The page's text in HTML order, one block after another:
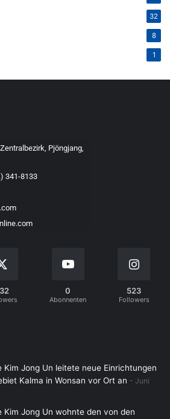
32
8
1
Pjöngjang,
341-8133
0
Abonnenten
523
Followers
Kim Jong Un leitete neue Einrichtungen
Kalma in Wonsan vor Ort an
Juni
Kim Jong Un wohnte den von den